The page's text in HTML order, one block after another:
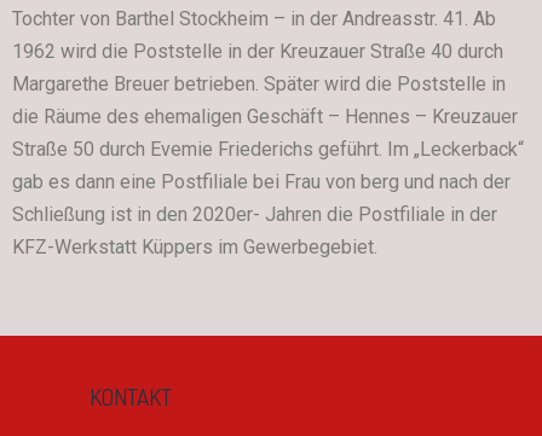
Tochter von Barthel Stockheim – in der Andreasstr. 41. Ab
1962 wird die Poststelle in der Kreuzauer Straße 40 durch
Margarethe Breuer betrieben. Später wird die Poststelle in
die Räume des ehemaligen Geschäft – Hennes – Kreuzauer
Straße 50 durch Evemie Friederichs geführt. Im „Leckerback“
gab es dann eine Postfiliale bei Frau von berg und nach der
Schließung ist in den 2020er- Jahren die Postfiliale in der
KFZ-Werkstatt Küppers im Gewerbegebiet.
KONTAKT